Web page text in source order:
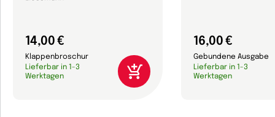
14,00 €
Klappenbroschur
Lieferbar in 1-3
Werktagen
16,00 €
Gebundene Ausgabe
Lieferbar in 1-3
Werktagen